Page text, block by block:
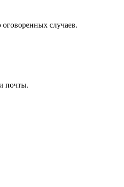
случаев.
почты.